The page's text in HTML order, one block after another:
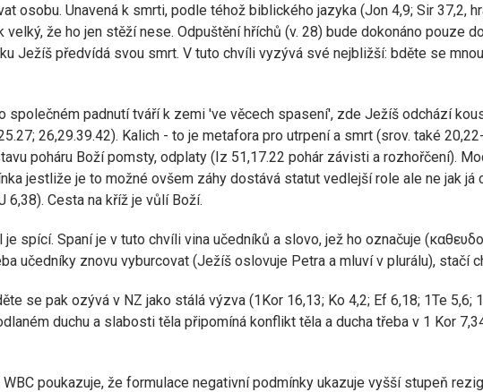
osobu. Unavená k smrti, podle téhož biblického jazyka (Jon 4,9; Sir 37,2,
že ho jen stěží nese. Odpuštění hříchů (v. 28) bude dokonáno pouze
Ježíš předvídá svou smrt. V tuto chvíli vyzývá své nejbližší: bděte se
společném padnutí tváří k zemi 've věcech spasení', zde Ježíš odchází
26,29.39.42). Kalich - to je metafora pro utrpení a smrt (srov. také
poháru Boží pomsty, odplaty (Iz 51,17.22 pohár závisti a rozhořčení).
jestliže je to možné ovšem záhy dostává statut vedlejší role ale ne jak já
Cesta na kříž je vůlí Boží.
spící. Spaní je v tuto chvíli vina učedníků a slovo, jež ho označuje
učedníky znovu vyburcovat (Ježíš oslovuje Petra a mluví v plurálu), stačí
se pak ozývá v NZ jako stálá výzva (1Kor 16,13; Ko 4,2; Ef 6,18; 1Te 5,6;
duchu a slabosti těla připomíná konflikt těla a ducha třeba v 1 Kor
poukazuje, že formulace negativní podmínky ukazuje vyšší stupeň